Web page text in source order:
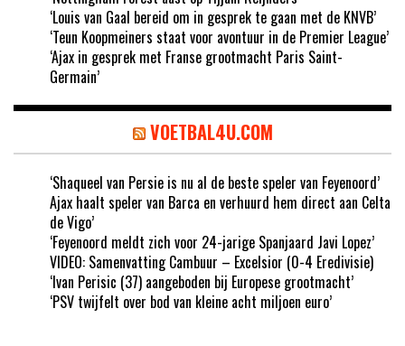
‘Louis van Gaal bereid om in gesprek te gaan met de KNVB’
‘Teun Koopmeiners staat voor avontuur in de Premier League’
‘Ajax in gesprek met Franse grootmacht Paris Saint-
Germain’
VOETBAL4U.COM
‘Shaqueel van Persie is nu al de beste speler van Feyenoord’
Ajax haalt speler van Barca en verhuurd hem direct aan Celta
de Vigo’
‘Feyenoord meldt zich voor 24-jarige Spanjaard Javi Lopez’
VIDEO: Samenvatting Cambuur – Excelsior (0-4 Eredivisie)
‘Ivan Perisic (37) aangeboden bij Europese grootmacht’
‘PSV twijfelt over bod van kleine acht miljoen euro’